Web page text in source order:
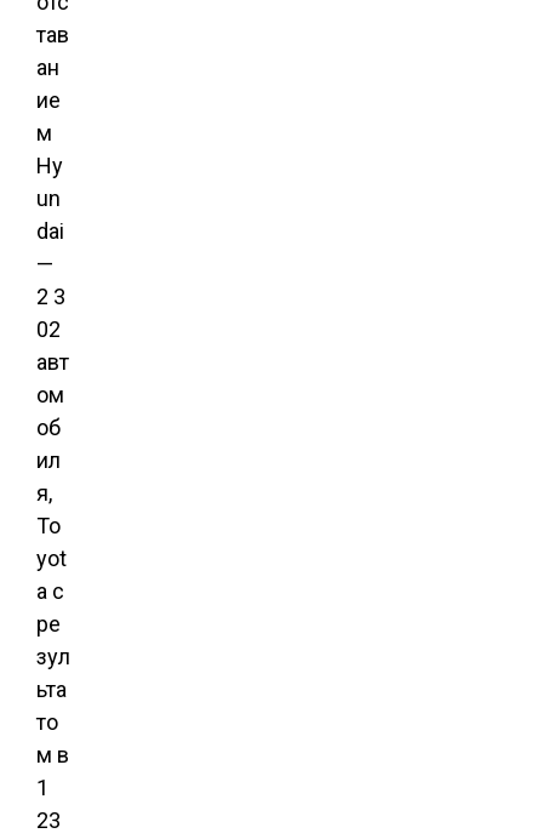
тав
ан
ие
м
Hy
un
dai
—
2 3
02
авт
ом
об
ил
я,
To
yot
a c
ре
зул
ьта
то
м в
1
23